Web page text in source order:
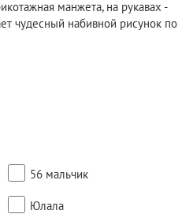
манжета, на рукавах -
чудесный набивной рисунок по
23 см, рукав 22,5 см;
шву 58 см, длина по
шву 60 см, длина по
56 мальчик
Юлала